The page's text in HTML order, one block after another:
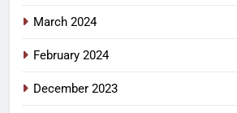
March 2024
February 2024
December 2023